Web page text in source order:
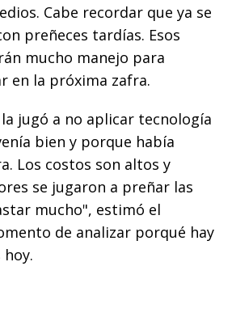
Cabe recordar que ya se
preñeces tardías. Esos
mucho manejo para
en la próxima zafra.
jugó a no aplicar tecnología
bien y porque había
Los costos son altos y
se jugaron a preñar las
mucho", estimó el
de analizar porqué hay